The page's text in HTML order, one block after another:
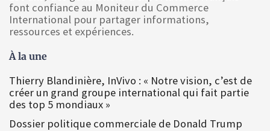
font confiance au Moniteur du Commerce
International pour partager informations,
ressources et expériences.
À la une
Thierry Blandinière, InVivo : « Notre vision, c’est de
créer un grand groupe international qui fait partie
des top 5 mondiaux »
Dossier politique commerciale de Donald Trump